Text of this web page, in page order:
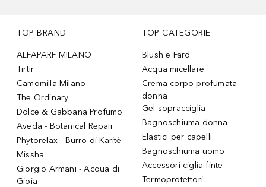
TOP BRAND
ALFAPARF MILANO
Tirtir
Camomilla Milano
The Ordinary
Dolce & Gabbana Profumo
Aveda - Botanical Repair
Phytorelax - Burro di Karitè
Missha
Giorgio Armani - Acqua di
Gioia
TOP CATEGORIE
Blush e Fard
Acqua micellare
Crema corpo profumata
donna
Gel sopracciglia
Bagnoschiuma donna
Elastici per capelli
Bagnoschiuma uomo
Accessori ciglia finte
Termoprotettori